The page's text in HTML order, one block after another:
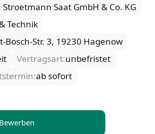
Stroetmann Saat GmbH & Co. KG
Technik
Bosch-Str. 3, 19230 Hagenow
Vertragsart:unbefristet
ab sofort
Bewerben